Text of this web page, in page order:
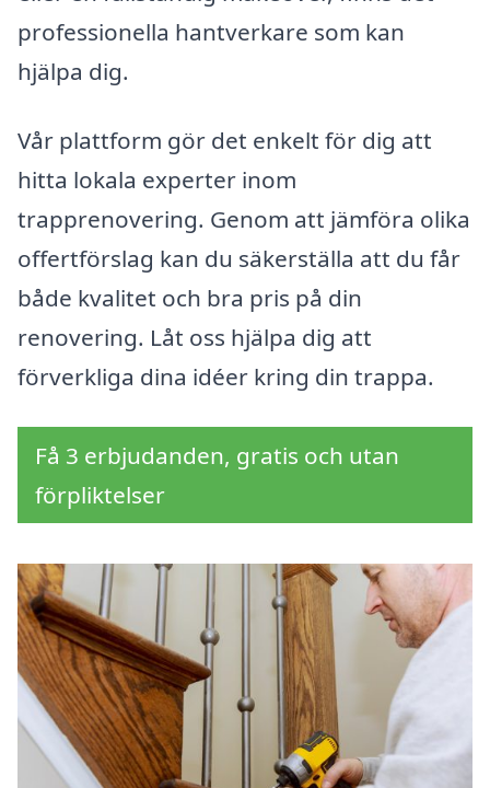
professionella hantverkare som kan
hjälpa dig.
Vår plattform gör det enkelt för dig att
hitta lokala experter inom
trapprenovering. Genom att jämföra olika
offertförslag kan du säkerställa att du får
både kvalitet och bra pris på din
renovering. Låt oss hjälpa dig att
förverkliga dina idéer kring din trappa.
Få 3 erbjudanden, gratis och utan
förpliktelser